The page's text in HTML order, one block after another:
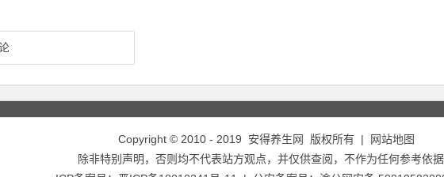
Copyright © 2010 - 2019 安得养生网 版权所有 |
网站地图
除非特别声明，否则均不代表站方观点，并仅供查阅，不作为任何参考依